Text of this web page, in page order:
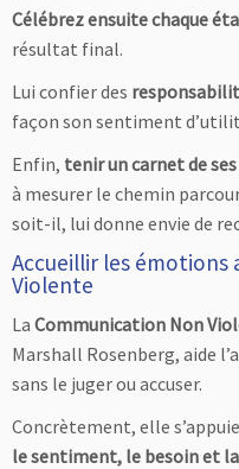
Célébrez ensuite chaque
résultat final.
Lui confier des
façon son sentiment
Enfin, tenir un carnet de
à mesurer le chemin
soit-il, lui donne envie de
Accueillir les émotions
Violente
La Communication Non
Marshall Rosenberg, aide
sans le juger ou accuser.
Concrètement, elle
le sentiment, le besoin et